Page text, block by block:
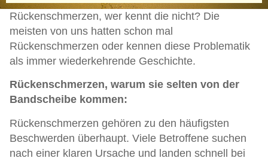
Rückenschmerzen, wer kennt die nicht? Die
meisten von uns hatten schon mal
Rückenschmerzen oder kennen diese Problematik
als immer wiederkehrende Geschichte.
Rückenschmerzen, warum sie selten von der
Bandscheibe kommen:
Rückenschmerzen gehören zu den häufigsten
Beschwerden überhaupt. Viele Betroffene suchen
nach einer klaren Ursache und landen schnell bei